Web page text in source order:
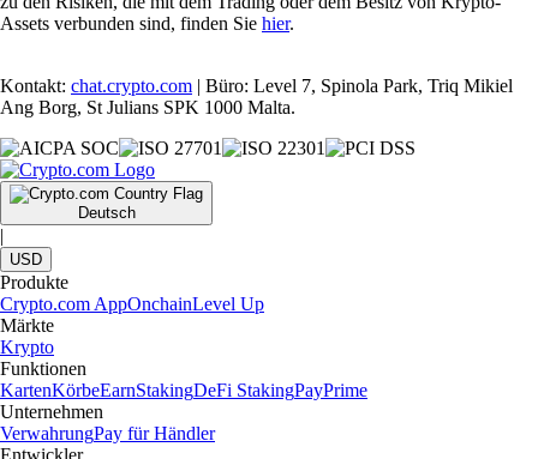
Assets verbunden sind, finden Sie hier.
Kontakt: chat.crypto.com | Büro: Level 7, Spinola Park, Triq Mikiel
Ang Borg, St Julians SPK 1000 Malta.
Deutsch
|
USD
Produkte
Crypto.com AppOnchainLevel Up
Märkte
Krypto
Funktionen
KartenKörbeEarnStakingDeFi StakingPayPrime
Unternehmen
VerwahrungPay für Händler
Entwickler